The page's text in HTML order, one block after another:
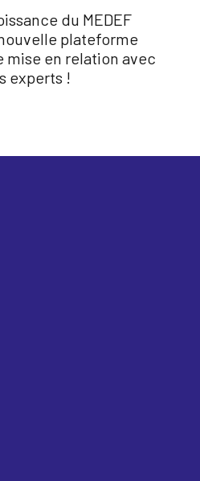
du MEDEF
plateforme
en relation avec
experts !